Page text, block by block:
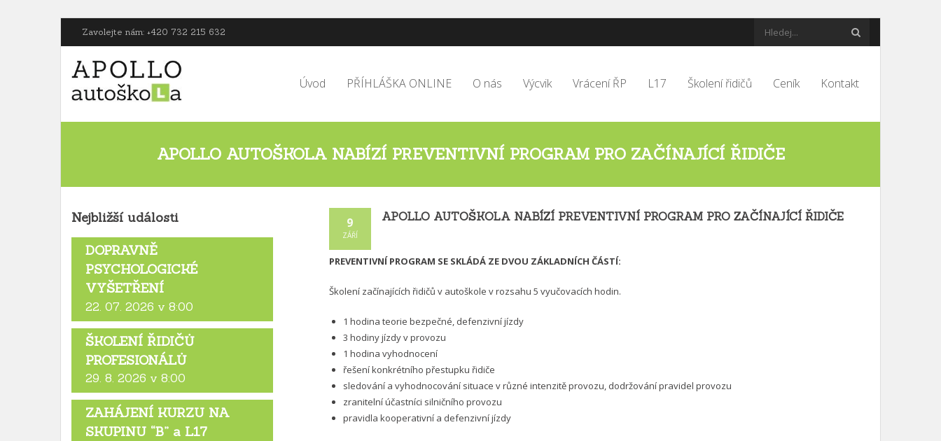
Zavolejte nám: +420 732 215 632
Úvod PŘÍHLÁŠKA ONLINE O nás Výcvik Vrácení ŘP L17 Školení řidičů Ceník Kontakt
APOLLO AUTOŠKOLA NABÍZÍ PREVENTIVNÍ PROGRAM PRO ZAČÍNAJÍCÍ ŘIDIČE
APOLLO AUTOŠKOLA NABÍZÍ PREVENTIVNÍ PROGRAM PRO ZAČÍNAJÍCÍ ŘIDIČE
9
ZÁŘÍ
PREVENTIVNÍ PROGRAM SE SKLÁDÁ ZE DVOU ZÁKLADNÍCH ČÁSTÍ:
Školení začínajících řidičů v autoškole v rozsahu 5 vyučovacích hodin.
1 hodina teorie bezpečné, defenzivní jízdy
3 hodiny jízdy v provozu
1 hodina vyhodnocení
řešení konkrétního přestupku řidiče
sledování a vyhodnocování situace v různé intenzitě provozu, dodržování pravidel provozu
zranitelní účastníci silničního provozu
pravidla kooperativní a defenzivní jízdy
Nejbližší události
DOPRAVNĚ
PSYCHOLOGICKÉ
VYŠETŘENÍ
22. 07. 2026 v 8:00
ŠKOLENÍ ŘIDIČŮ
PROFESIONÁLŮ
29. 8. 2026 v 8:00
ZAHÁJENÍ KURZU NA
SKUPINU “B” a L17